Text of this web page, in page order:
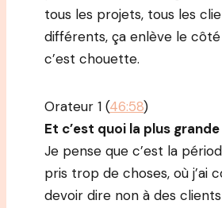
tous les projets, tous les
différents, ça enlève le
c’est chouette.
Orateur 1 (46:58)
Et c’est quoi la plus
Je pense que c’est la
pris trop de choses, où j’ai
devoir dire non à des